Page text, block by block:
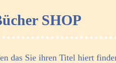
SHOP
das Sie ihren Titel hiert